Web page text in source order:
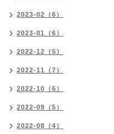
2023-02（6）
2023-01（6）
2022-12（5）
2022-11（7）
2022-10（6）
2022-09（5）
2022-08（4）